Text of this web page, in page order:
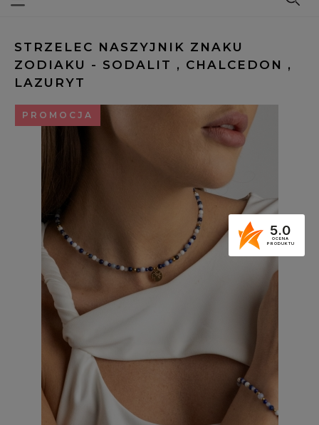
STRZELEC NASZYJNIK ZNAKU
ZODIAKU - SODALIT , CHALCEDON ,
LAZURYT
PROMOCJA
5.0
OCENA
PRODUKTU